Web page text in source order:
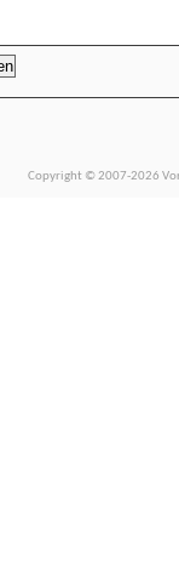
Copyright © 2007-2026